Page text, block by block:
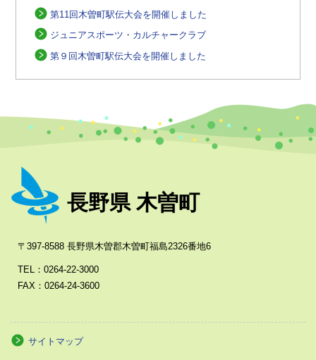
第11回木曽町駅伝大会を開催しました
ジュニアスポーツ・カルチャークラブ
第９回木曽町駅伝大会を開催しました
長野県 木曽町
〒397-8588 長野県木曽郡木曽町福島2326番地6
TEL：0264-22-3000
FAX：0264-24-3600
サイトマップ